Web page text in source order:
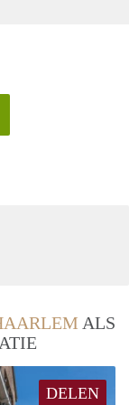
ALS
DELEN